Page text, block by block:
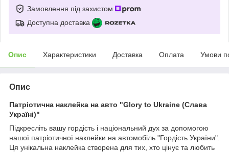
Замовлення під захистом
Доступна доставка
Опис Характеристики Доставка Оплата Умови
Опис
Патріотична наклейка на авто "Glory to Ukraine (Cлава
Україні)"
Підкресліть вашу гордість і національний дух за допомогою
нашої патріотичної наклейки на автомобіль "Гордість України".
Ця унікальна наклейка створена для тих, хто цінує та любить